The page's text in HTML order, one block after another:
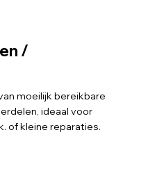
/
moeilijk bereikbare
ideaal voor
of kleine reparaties.